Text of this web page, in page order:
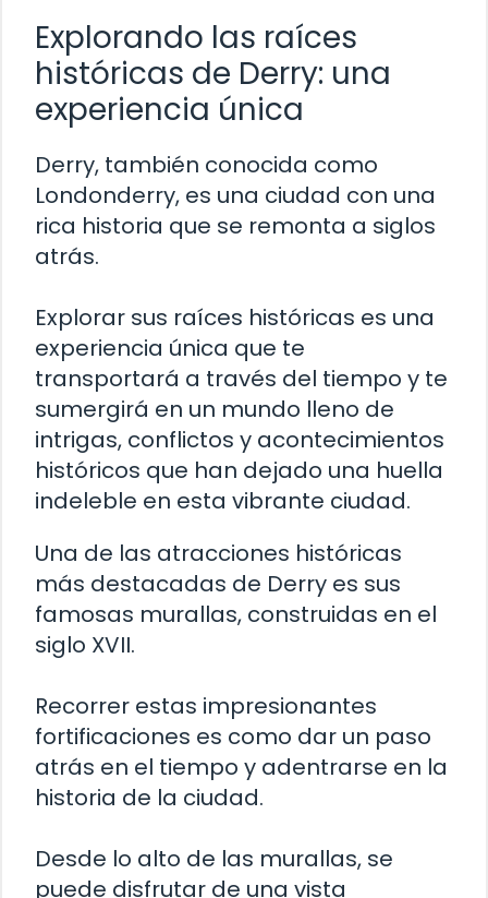
Explorando las raíces
históricas de Derry: una
experiencia única
Derry, también conocida como
Londonderry, es una ciudad con una
rica historia que se remonta a siglos
atrás.
Explorar sus raíces históricas es una
experiencia única que te
transportará a través del tiempo y te
sumergirá en un mundo lleno de
intrigas, conflictos y acontecimientos
históricos que han dejado una huella
indeleble en esta vibrante ciudad.
Una de las atracciones históricas
más destacadas de Derry es sus
famosas murallas, construidas en el
siglo XVII.
Recorrer estas impresionantes
fortificaciones es como dar un paso
atrás en el tiempo y adentrarse en la
historia de la ciudad.
Desde lo alto de las murallas, se
puede disfrutar de una vista